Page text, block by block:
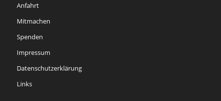
Anfahrt
Mitmachen
Spenden
Impressum
Datenschutzerklärung
Links